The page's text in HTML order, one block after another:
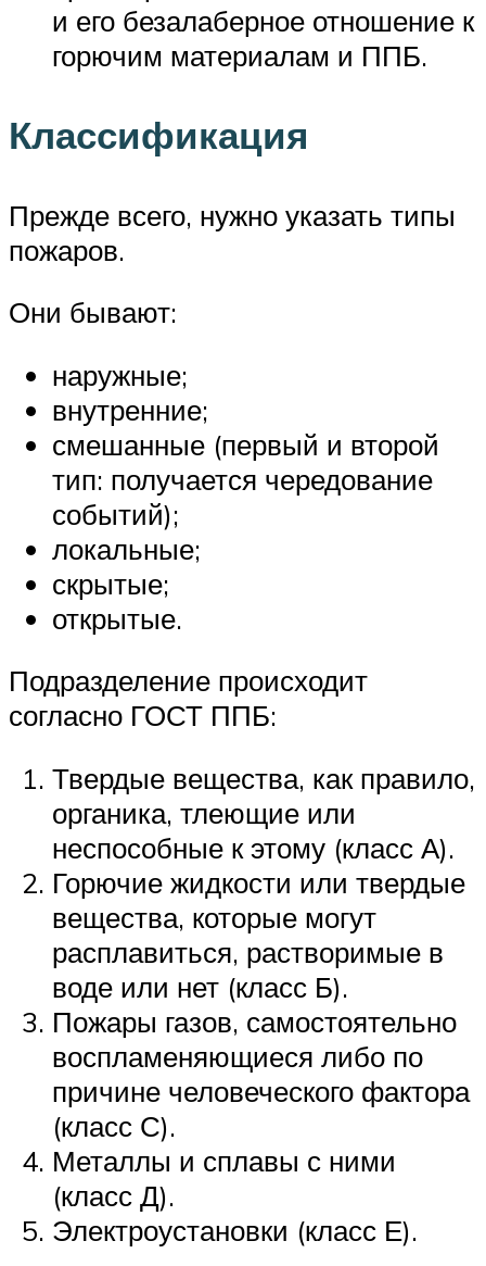
и его безалаберное отношение к
горючим материалам и ППБ.
Классификация
Прежде всего, нужно указать типы
пожаров.
Они бывают:
наружные;
внутренние;
смешанные (первый и второй
тип: получается чередование
событий);
локальные;
скрытые;
открытые.
Подразделение происходит
согласно ГОСТ ППБ:
Твердые вещества, как правило,
органика, тлеющие или
неспособные к этому (класс А).
Горючие жидкости или твердые
вещества, которые могут
расплавиться, растворимые в
воде или нет (класс Б).
Пожары газов, самостоятельно
воспламеняющиеся либо по
причине человеческого фактора
(класс С).
Металлы и сплавы с ними
(класс Д).
Электроустановки (класс Е).